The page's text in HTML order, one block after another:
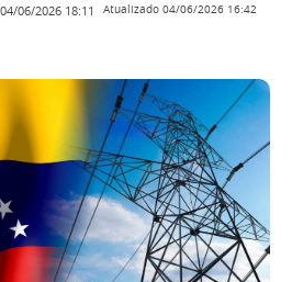
04/06/2026 18:11 Atualizado 04/06/2026 16:42